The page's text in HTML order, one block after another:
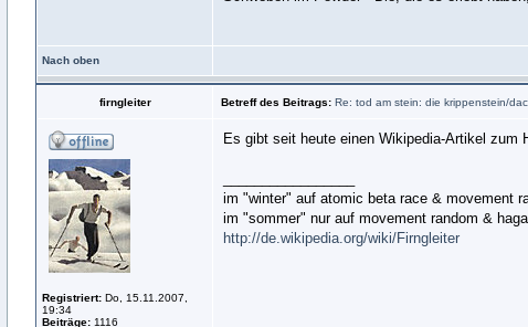
Nach oben
firngleiter Betreff des Beitrags: Re: tod am stein: die krippenstein/
Registriert: Do, 15.11.2007,
19:34
Beiträge: 1116
Es gibt seit heute einen Wikipedia-Artikel zum
im "winter" auf atomic beta race & movement
im "sommer" nur auf movement random &
http://de.wikipedia.org/wiki/Firngleiter